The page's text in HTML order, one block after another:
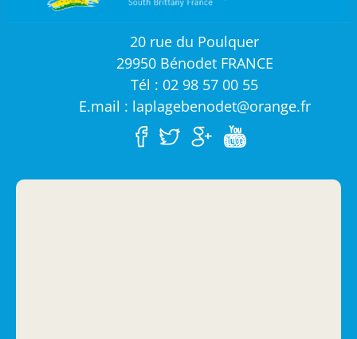
20 rue du Poulquer
29950 Bénodet FRANCE
Tél : 02 98 57 00 55
E.mail : laplagebenodet@orange.fr